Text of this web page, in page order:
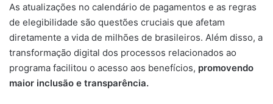
As atualizações no calendário de pagamentos e as regras
de elegibilidade são questões cruciais que afetam
diretamente a vida de milhões de brasileiros. Além disso, a
transformação digital dos processos relacionados ao
programa facilitou o acesso aos benefícios, promovendo
maior inclusão e transparência.